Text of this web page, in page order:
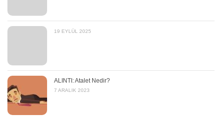
19 EYLÜL 2025
ALINTI: Atalet Nedir?
7 ARALIK 2023